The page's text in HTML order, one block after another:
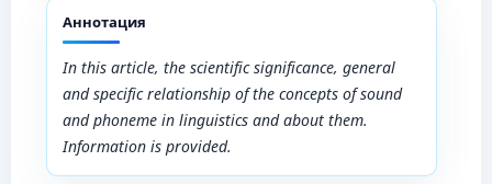
Аннотация
In this article, the scientific significance, general
and specific relationship of the concepts of sound
and phoneme in linguistics and about them.
Information is provided.